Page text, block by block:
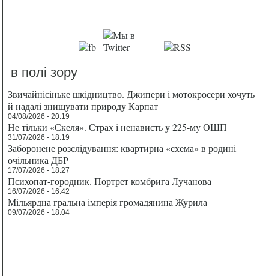
в полі зору
Звичайнісіньке шкідництво. Джипери і мотокросери хочуть
й надалі знищувати природу Карпат
04/08/2026 - 20:19
Не тільки «Скеля». Страх і ненависть у 225-му ОШП
31/07/2026 - 18:19
Заборонене розслідування: квартирна «схема» в родині
очільника ДБР
17/07/2026 - 18:27
Психопат-городник. Портрет комбрига Лучанова
16/07/2026 - 16:42
Мільярдна гральна імперія громадянина Журила
09/07/2026 - 18:04